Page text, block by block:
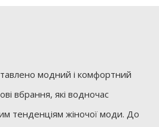
модний і комфортний
вбрання, які водночас
тенденціям жіночої моди. До